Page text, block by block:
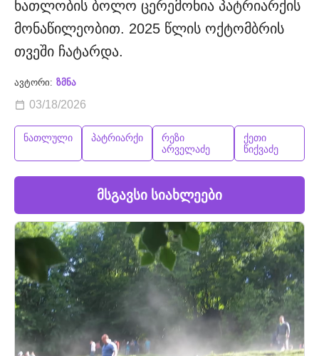
ნათლობის ბოლო ცერემონია პატრიარქის
მონაწილეობით. 2025 წლის ოქტომბრის
თვეში ჩატარდა.
ავტორი: ზმნა
03/18/2026
ნათლული პატრიარქი
რეზი
არველაძე
ქეთი
წიქვაძე
მსგავსი სიახლეები